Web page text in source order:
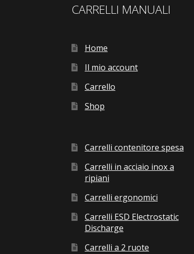
CARRELLI MANUALI
Home
Il mio account
Carrello
Shop
Carrelli contenitore spesa
Carrelli in acciaio inox a
ripiani
Carrelli ergonomici
Carrelli ESD Electrostatic
Discharge
Carrelli a 2 ruote